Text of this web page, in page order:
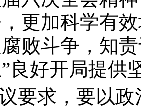
更加科学有
败斗争，知
良好开局提供
要求，要以